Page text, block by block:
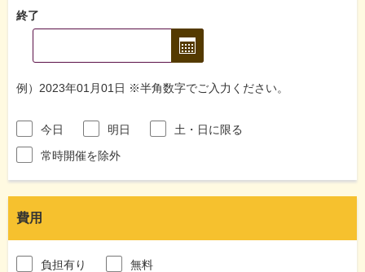
終了
例）2023年01月01日 ※半角数字でご入力ください。
今日 明日
土・日に限る
常時開催を除外
費用
負担有り 無料